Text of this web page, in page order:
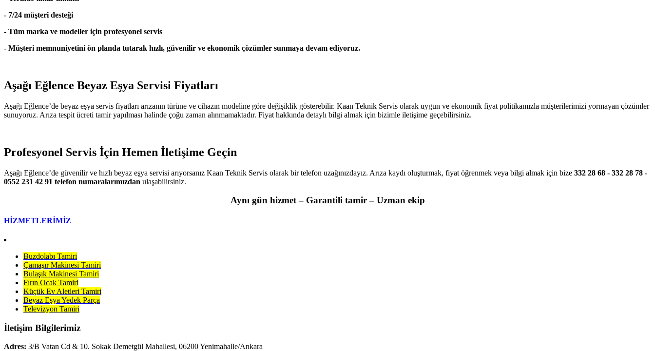
- 7/24 müşteri desteği
- Tüm marka ve modeller için profesyonel servis
- Müşteri memnuniyetini ön planda tutarak hızlı, güvenilir ve ekonomik çözümler sunmaya devam ediyoruz.
Aşağı Eğlence Beyaz Eşya Servisi Fiyatları
Aşağı Eğlence’de beyaz eşya servis fiyatları arızanın türüne ve cihazın modeline göre değişiklik gösterebilir. Kaan Teknik Servis olarak uygun ve ekonomik fiyat politikamızla müşterilerimizi yormayan çözümler
sunuyoruz. Arıza tespit ücreti tamir yapılması halinde çoğu zaman alınmamaktadır. Fiyat hakkında detaylı bilgi almak için bizimle iletişime geçebilirsiniz.
Profesyonel Servis İçin Hemen İletişime Geçin
Aşağı Eğlence’de güvenilir ve hızlı beyaz eşya servisi arıyorsanız Kaan Teknik Servis olarak bir telefon uzağınızdayız. Arıza kaydı oluşturmak, fiyat öğrenmek veya bilgi almak için bize 332 28 68 - 332 28 78 -
0552 231 42 91 telefon numaralarımızdan ulaşabilirsiniz.
Aynı gün hizmet – Garantili tamir – Uzman ekip
HİZMETLERİMİZ
Buzdolabı Tamiri
Çamaşır Makinesi Tamiri
Bulaşık Makinesi Tamiri
Fırın Ocak Tamiri
Küçük Ev Aletleri Tamiri
Beyaz Eşya Yedek Parça
Televizyon Tamiri
İletişim Bilgilerimiz
Adres: 3/B Vatan Cd & 10. Sokak Demetgül Mahallesi, 06200 Yenimahalle/Ankara